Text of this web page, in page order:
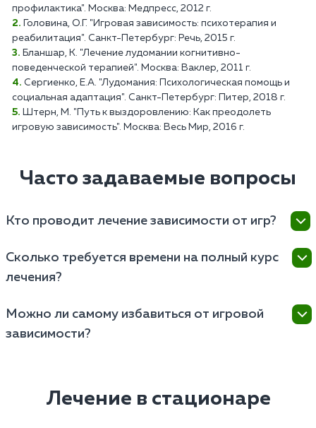
профилактика". Москва: Медпресс, 2012 г.
Головина, О.Г. "Игровая зависимость: психотерапия и
реабилитация". Санкт-Петербург: Речь, 2015 г.
Бланшар, К. "Лечение лудомании когнитивно-
поведенческой терапией". Москва: Ваклер, 2011 г.
Сергиенко, Е.А. "Лудомания: Психологическая помощь и
социальная адаптация". Санкт-Петербург: Питер, 2018 г.
Штерн, М. "Путь к выздоровлению: Как преодолеть
игровую зависимость". Москва: Весь Мир, 2016 г.
Часто задаваемые вопросы
Кто проводит лечение зависимости от игр?
имеющие опыт работы с различными формами
поведенческих зависимостей.
Сколько требуется времени на полный курс
лечения?
индивидуальных особенностей пациента, но
обычно составляет от нескольких недель до
Можно ли самому избавиться от игровой
зависимости?
требующее профессионального медицинского
подхода и комплексного лечения.
Лечение в стационаре